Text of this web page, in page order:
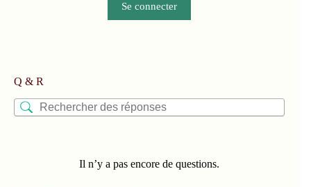
Se connecter
Q & R
Il n’y a pas encore de questions.